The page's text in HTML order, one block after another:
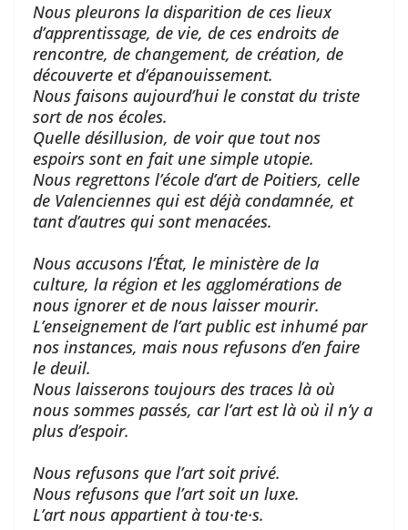
Nous pleurons la disparition de ces lieux
d’apprentissage, de vie, de ces endroits de
rencontre, de changement, de création, de
découverte et d’épanouissement.
Nous faisons aujourd’hui le constat du triste
sort de nos écoles.
Quelle désillusion, de voir que tout nos
espoirs sont en fait une simple utopie.
Nous regrettons l’école d’art de Poitiers, celle
de Valenciennes qui est déjà condamnée, et
tant d’autres qui sont menacées.
Nous accusons l’État, le ministère de la
culture, la région et les agglomérations de
nous ignorer et de nous laisser mourir.
L’enseignement de l’art public est inhumé par
nos instances, mais nous refusons d’en faire
le deuil.
Nous laisserons toujours des traces là où
nous sommes passés, car l’art est là où il n’y a
plus d’espoir.
Nous refusons que l’art soit privé.
Nous refusons que l’art soit un luxe.
L’art nous appartient à tou·te·s.